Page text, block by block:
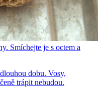
Smíchejte je s octem a
dobu. Vosy,
trápit nebudou.